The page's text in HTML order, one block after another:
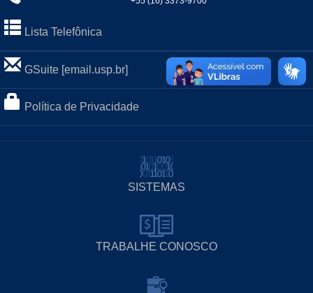
Lista Telefônica
GSuite [email.usp.br]
Política de Privacidade
SISTEMAS
TRABALHE CONOSCO